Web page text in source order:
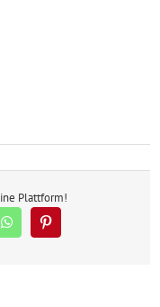
Plattform!
WhatsAppPinterest